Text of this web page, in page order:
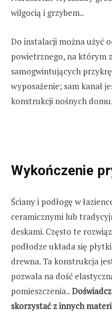
wilgocią i grzybem..
Do instalacji można użyć
powietrznego, na którym
samogwintujących
wyposażenie; sam kanał
konstrukcji nośnych domu.
Wykończenie
Ściany i podłogę w
ceramicznymi lub
deskami. Często te
podłodze układa się
drewna. Ta konstrukcja
pozwala na dość
pomieszczenia..
skorzystać z innych